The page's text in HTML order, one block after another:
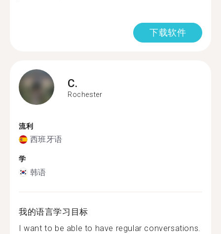
下载软件
C.
Rochester
流利
西班牙语
学
韩语
我的语言学习目标
I want to be able to have regular conversations.